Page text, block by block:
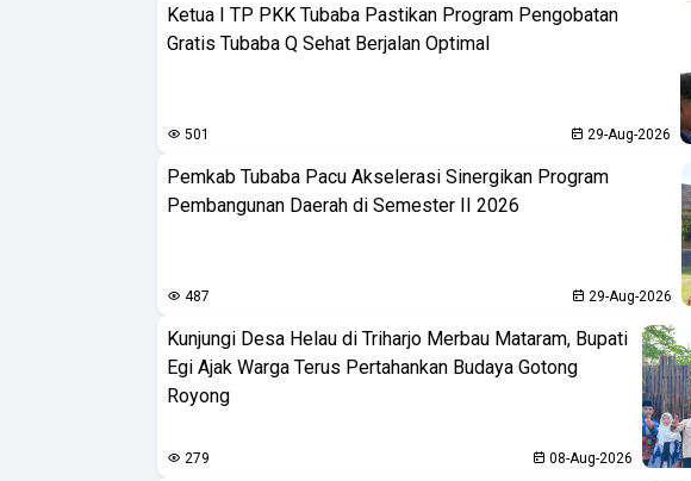
Ketua I TP PKK Tubaba Pastikan Program Pengobatan
Gratis Tubaba Q Sehat Berjalan Optimal
501 29-Aug-2026
Pemkab Tubaba Pacu Akselerasi Sinergikan Program
Pembangunan Daerah di Semester II 2026
487 29-Aug-2026
Kunjungi Desa Helau di Triharjo Merbau Mataram, Bupati
Egi Ajak Warga Terus Pertahankan Budaya Gotong
Royong
279 08-Aug-2026